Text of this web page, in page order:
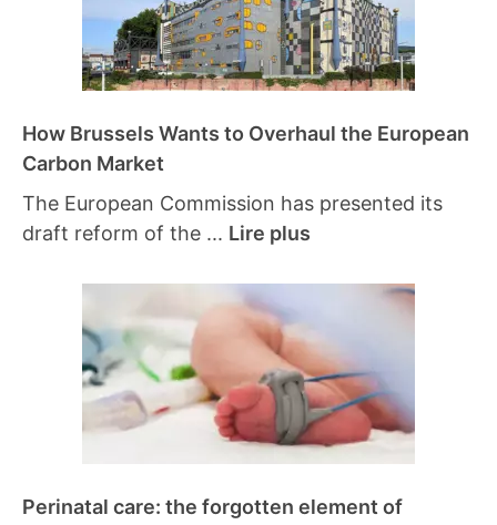
How Brussels Wants to Overhaul the European
Carbon Market
The European Commission has presented its
draft reform of the ... Lire plus
Perinatal care: the forgotten element of